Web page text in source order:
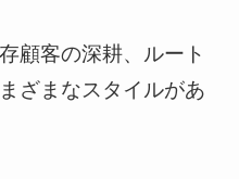
顧客の深耕、ルート
ざまなスタイルがあ